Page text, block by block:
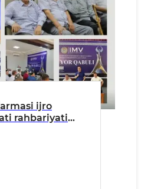
ijro
rahbariyati